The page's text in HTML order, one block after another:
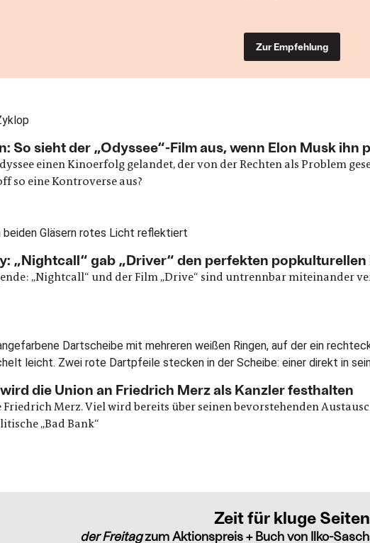
Zur Empfehlung
So sieht der „Odyssee“-Film aus, wenn Elon Musk ihn
einen Kinoerfolg gelandet, der von der Rechten als Problem
so eine Kontroverse aus?
„Nightcall“ gab „Driver“ den perfekten
„Nightcall“ und der Film „Drive“ sind untrennbar miteinander
die Union an Friedrich Merz als Kanzler festhalten
Merz. Viel wird bereits über seinen bevorstehenden
„Bad Bank“
Zeit für kluge Seiten
der Freitagzum Aktionspreis + Buch von Ilko-